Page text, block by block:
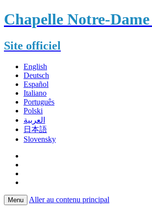
Chapelle Notre-
Site officiel
English
Deutsch
Español
Italiano
Português
Polski
العربية
日本語
Slovensky
Menu Aller au contenu principal